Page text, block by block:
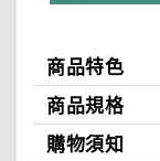
商品特色
商品規格
購物須知